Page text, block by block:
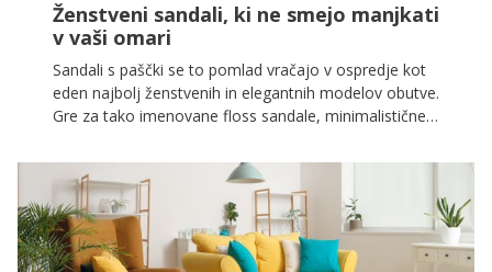
Ženstveni sandali, ki ne smejo manjkati
v vaši omari
Sandali s paščki se to pomlad vračajo v ospredje kot
eden najbolj ženstvenih in elegantnih modelov obutve.
Gre za tako imenovane floss sandale, minimalistične
dvignejo vsak videz.